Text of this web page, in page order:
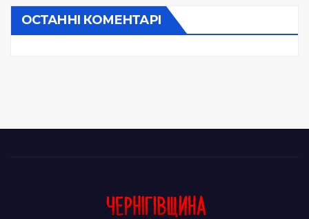
ОСТАННІ КОМЕНТАРІ